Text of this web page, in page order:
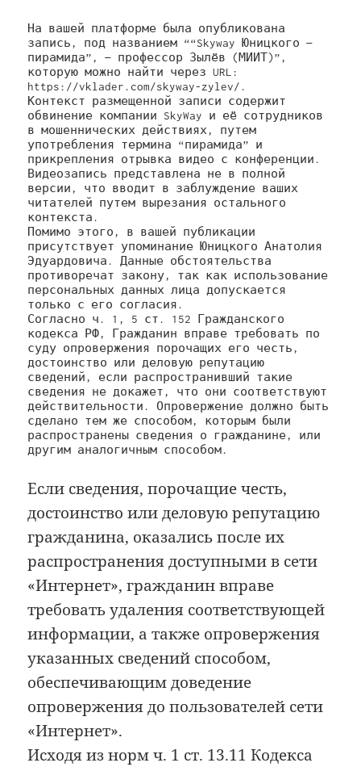
На вашей платформе была опубликована
запись, под названием ““Skyway Юницкого —
пирамида”, — профессор Зылёв (МИИТ)”,
которую можно найти через URL:
https://vklader.com/skyway-zylev/.
Контекст размещенной записи содержит
обвинение компании SkyWay и её сотрудников
в мошеннических действиях, путем
употребления термина “пирамида” и
прикрепления отрывка видео с конференции.
Видеозапись представлена не в полной
версии, что вводит в заблуждение ваших
читателей путем вырезания остального
контекста.
Помимо этого, в вашей публикации
присутствует упоминание Юницкого Анатолия
Эдуардовича. Данные обстоятельства
противоречат закону, так как использование
персональных данных лица допускается
только с его согласия.
Согласно ч. 1, 5 ст. 152 Гражданского
кодекса РФ, Гражданин вправе требовать по
суду опровержения порочащих его честь,
достоинство или деловую репутацию
сведений, если распространивший такие
сведения не докажет, что они соответствуют
действительности. Опровержение должно быть
сделано тем же способом, которым были
распространены сведения о гражданине, или
другим аналогичным способом.
Если сведения, порочащие честь,
достоинство или деловую репутацию
гражданина, оказались после их
распространения доступными в сети
«Интернет», гражданин вправе
требовать удаления соответствующей
информации, а также опровержения
указанных сведений способом,
обеспечивающим доведение
опровержения до пользователей сети
«Интернет».
Исходя из норм ч. 1 ст. 13.11 Кодекса